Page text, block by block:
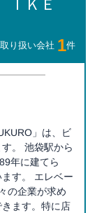
ＫＥ
取り扱い会社 1件
」は、ビ
。 池袋駅から
年に建てら
す。 エレベー
の企業が求め
ます。特に店